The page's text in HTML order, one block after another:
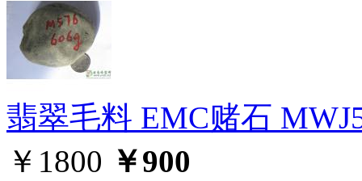
翡翠毛料 EMC赌石
￥1800 ￥900